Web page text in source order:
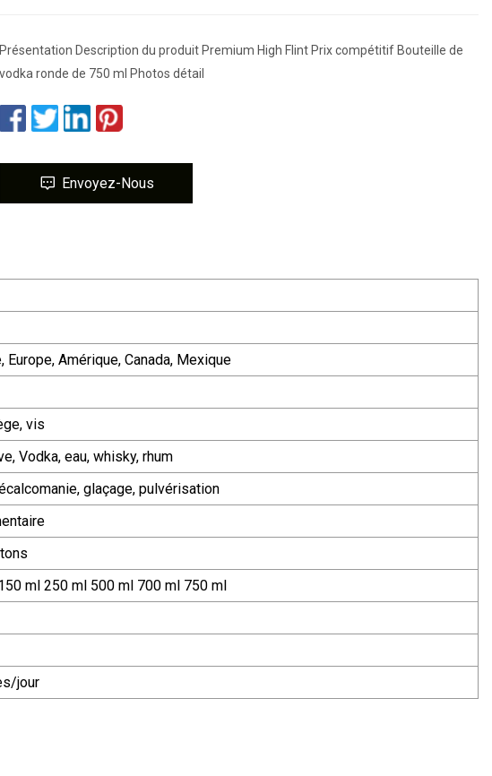
Présentation Description du produit Premium High Flint Prix compétitif Bouteille de
vodka ronde de 750 ml Photos détail
Envoyez-Nous
Europe, Amérique, Canada, Mexique
vis
Vodka, eau, whisky, rhum
glaçage, pulvérisation
ml 250 ml 500 ml 700 ml 750 ml
jour